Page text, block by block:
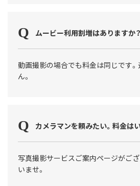
ムービー利用割増はありますか？
動画撮影の場合でも料金は同じです
ん。
カメラマンを頼みたい。料金は
写真撮影サービスご案内ページがご
いませ。